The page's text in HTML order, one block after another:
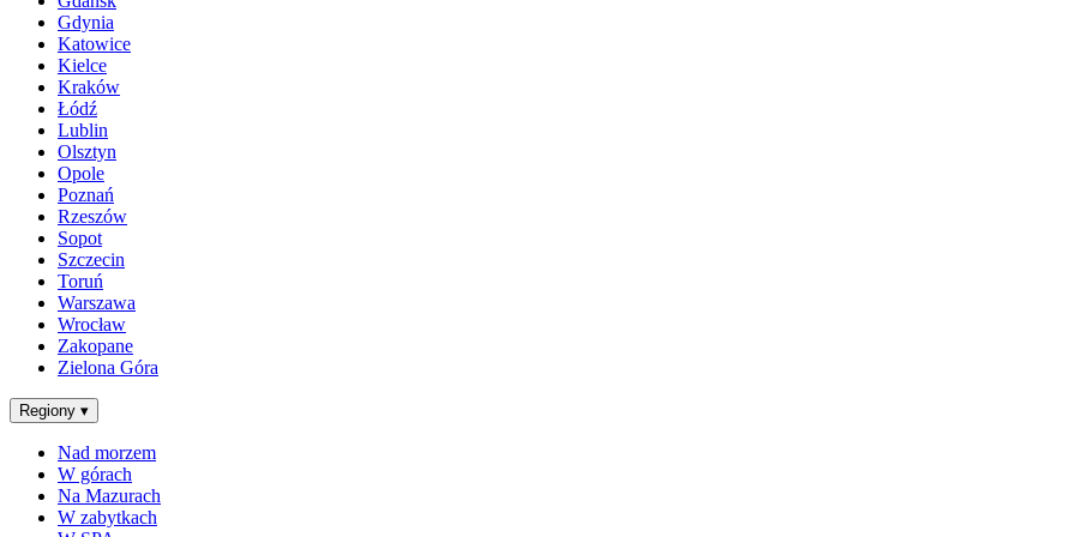
Gdynia
Katowice
Kielce
Kraków
Łódź
Lublin
Olsztyn
Opole
Poznań
Rzeszów
Sopot
Szczecin
Toruń
Warszawa
Wrocław
Zakopane
Zielona Góra
Regiony ▾
Nad morzem
W górach
Na Mazurach
W zabytkach